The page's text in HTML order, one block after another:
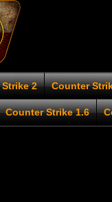
2 Counter
Counter Strike 1.6